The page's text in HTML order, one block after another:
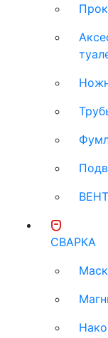
СВАРКА